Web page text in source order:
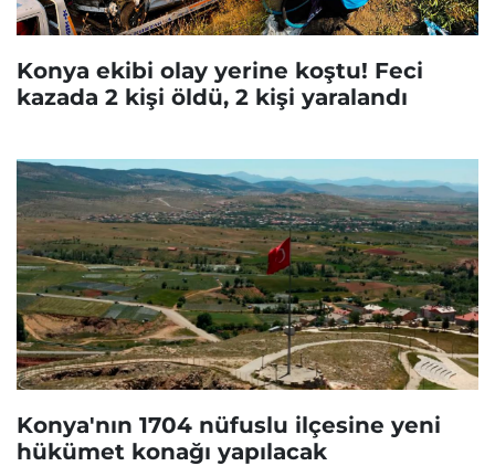
Konya ekibi olay yerine koştu! Feci
kazada 2 kişi öldü, 2 kişi yaralandı
Konya'nın 1704 nüfuslu ilçesine yeni
hükümet konağı yapılacak